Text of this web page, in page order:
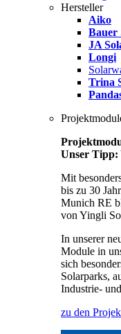
Hersteller
Aiko
Bauer
JA
Longi
Trina
Unser Tipp:
Mit
bis zu 30
Munich RE
von Yingli
In unserer
Module in
sich
Solarparks,
Industrie-
zu den